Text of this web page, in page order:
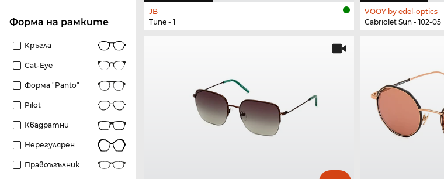
Форма на рамките
Кръгла
Cat-Eye
Форма "panto"
Pilot
Квадратни
Нерегулярен
Правоъгълник
JB
Tune - 1
VOOY by edel-optics
Cabriolet Sun - 102-05